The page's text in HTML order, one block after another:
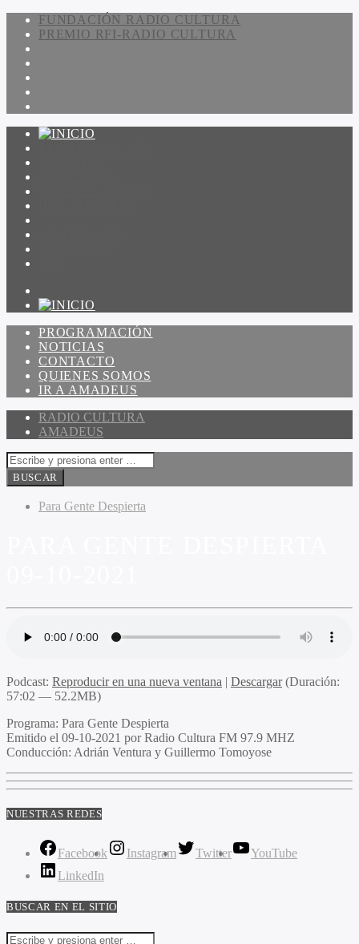
FUNDACIÓN RADIO CULTURA
PREMIO RFI-RADIO CULTURA
PROGRAMACIÓN
NOTICIAS
CONTACTO
QUIENES SOMOS
IR A AMADEUS
RADIO CULTURA
AMADEUS
Para Gente Despierta
Podcast: Reproducir en una nueva ventana | Descargar(Duración:
57:02 — 52.2MB)
Programa: Para Gente Despierta
Emitido el 09-10-2021 por Radio Cultura FM 97.9 MHZ
Conducción: Adrián Ventura y Guillermo Tomoyose
NUESTRAS REDES
Facebook Instagram Twitter
YouTube
LinkedIn
BUSCAR EN EL SITIO